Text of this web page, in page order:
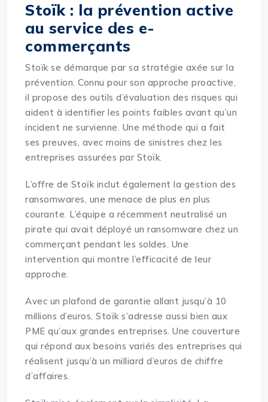
Stoïk : la prévention active
au service des e-
commerçants
Stoïk se démarque par sa stratégie axée sur la
prévention. Connu pour son approche proactive,
il propose des outils d’évaluation des risques qui
aident à identifier les points faibles avant qu’un
incident ne survienne. Une méthode qui a fait
ses preuves, avec moins de sinistres chez les
entreprises assurées par Stoïk.
L’offre de Stoïk inclut également la gestion des
ransomwares, une menace de plus en plus
courante. L’équipe a récemment neutralisé un
pirate qui avait déployé un ransomware chez un
commerçant pendant les soldes. Une
intervention qui montre l’efficacité de leur
approche.
Avec un plafond de garantie allant jusqu’à 10
millions d’euros, Stoïk s’adresse aussi bien aux
PME qu’aux grandes entreprises. Une couverture
qui répond aux besoins variés des entreprises qui
réalisent jusqu’à un milliard d’euros de chiffre
d’affaires.